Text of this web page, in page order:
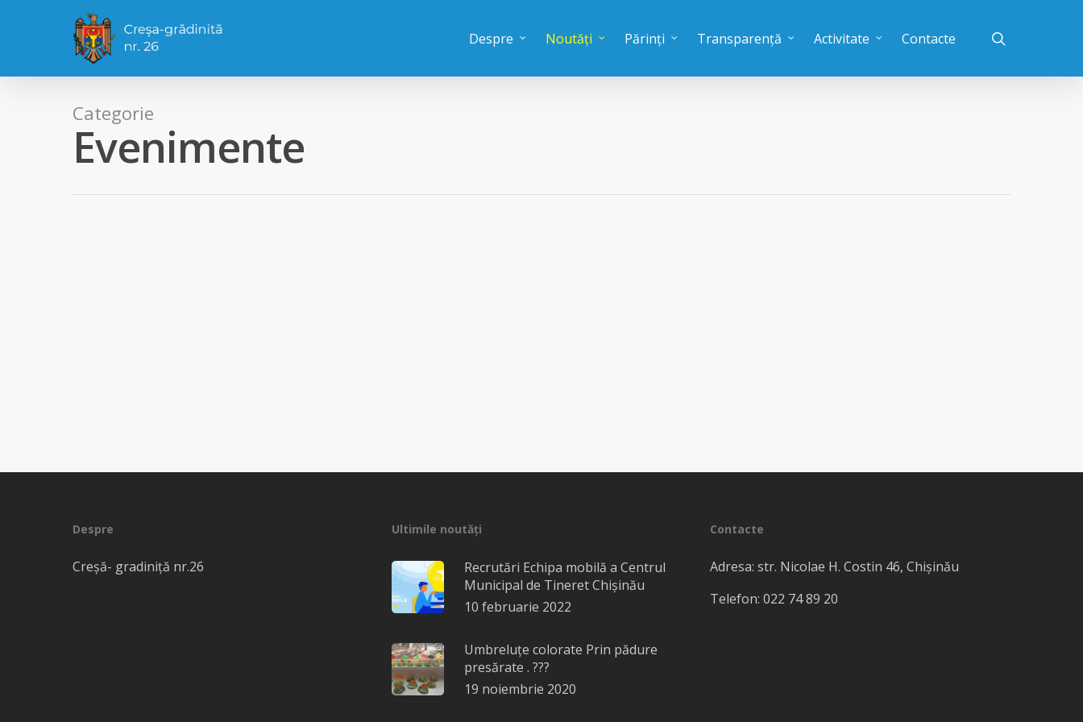
Despre Noutăți Părinți Transparență Activitate Contacte
Categorie
Evenimente
Despre
Creșă- gradiniță nr.26
Ultimile noutăți
Recrutări Echipa mobilă a Centrul
Municipal de Tineret Chișinău
10 februarie 2022
Umbreluțe colorate Prin pădure
presărate . ???
19 noiembrie 2020
Contacte
Adresa: str. Nicolae H. Costin 46, Chișinău
Telefon: 022 74 89 20